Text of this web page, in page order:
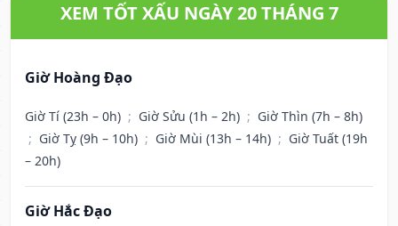
XEM TỐT XẤU NGÀY 20 THÁNG 7
Giờ Hoàng Đạo
Giờ Tí (23h – 0h) ; Giờ Sửu (1h – 2h) ; Giờ Thìn (7h – 8h)
; Giờ Tỵ (9h – 10h) ; Giờ Mùi (13h – 14h) ; Giờ Tuất (19h
– 20h)
Giờ Hắc Đạo